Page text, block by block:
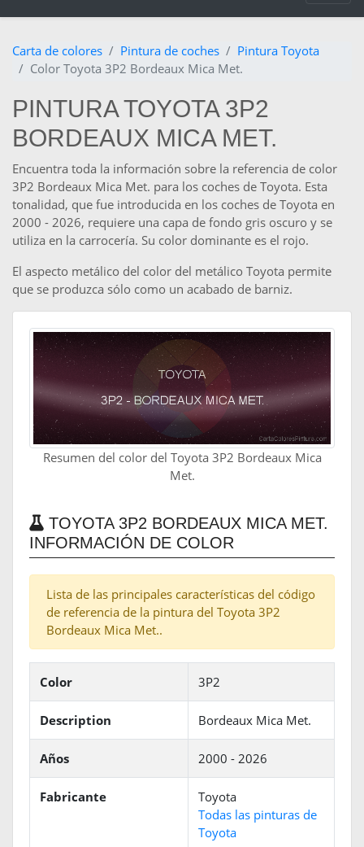
Carta de colores Pintura de coches
Pintura Toyota
Color Toyota 3P2 Bordeaux Mica Met.
PINTURA TOYOTA 3P2
BORDEAUX MICA MET.
Encuentra toda la información sobre la referencia de color
3P2 Bordeaux Mica Met. para los coches de Toyota. Esta
tonalidad, que fue introducida en los coches de Toyota en
2000 - 2026, requiere una capa de fondo gris oscuro y se
utiliza en la carrocería. Su color dominante es el rojo.
El aspecto metálico del color del metálico Toyota permite
que se produzca sólo como un acabado de barniz.
Resumen del color del Toyota 3P2 Bordeaux Mica
Met.
TOYOTA 3P2 BORDEAUX MICA MET.
INFORMACIÓN DE COLOR
Lista de las principales características del código
de referencia de la pintura del Toyota 3P2
Bordeaux Mica Met..
Color 3P2
Description Bordeaux Mica Met.
Años 2000 - 2026
Fabricante
Toyota
Todas las pinturas de
Toyota